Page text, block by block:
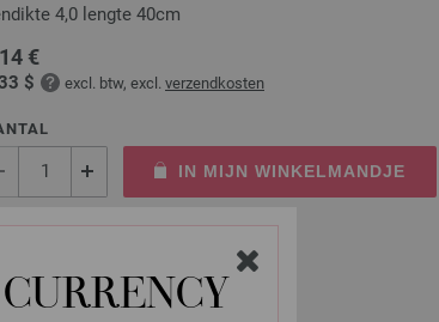
4,0 lengte 40cm
€
$ excl. btw, excl. verzendkosten
IN MIJN WINKELMANDJE